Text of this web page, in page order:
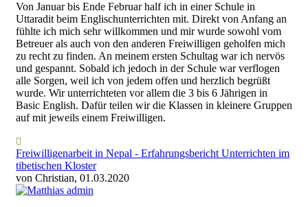
Von Januar bis Ende Februar half ich in einer Schule in
Uttaradit beim Englischunterrichten mit. Direkt von Anfang an
fühlte ich mich sehr willkommen und mir wurde sowohl vom
Betreuer als auch von den anderen Freiwilligen geholfen mich
zu recht zu finden. An meinem ersten Schultag war ich nervös
und gespannt. Sobald ich jedoch in der Schule war verflogen
alle Sorgen, weil ich von jedem offen und herzlich begrüßt
wurde. Wir unterrichteten vor allem die 3 bis 6 Jährigen in
Basic English. Dafür teilen wir die Klassen in kleinere Gruppen
auf mit jeweils einem Freiwilligen.
Freiwilligenarbeit in Nepal - Erfahrungsbericht Unterrichten im
tibetischen Kloster
von Christian, 01.03.2020